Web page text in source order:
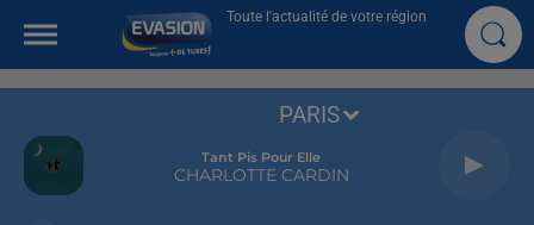
Toute l'actualité de votre région
Tant Pis Pour Elle
CHARLOTTE CARDIN
PARIS